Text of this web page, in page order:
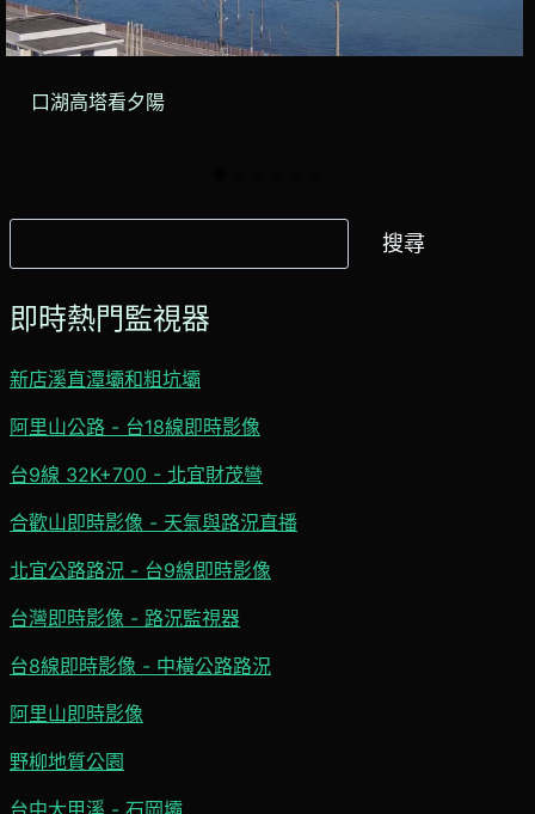
口湖高塔看夕陽
尋
搜尋
即時熱門監視器
新店溪直潭壩和粗坑壩
阿里山公路 - 台18線即時影像
台9線 32K+700 - 北宜財茂彎
合歡山即時影像 - 天氣與路況直播
北宜公路路況 - 台9線即時影像
台灣即時影像 - 路況監視器
台8線即時影像 - 中橫公路路況
阿里山即時影像
野柳地質公園